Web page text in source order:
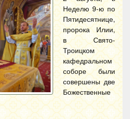
Неделю 9-ю по
Пятидесятнице,
пророка Илии,
в Свято-
Троицком
кафедральном
соборе были
совершены две
Божественные